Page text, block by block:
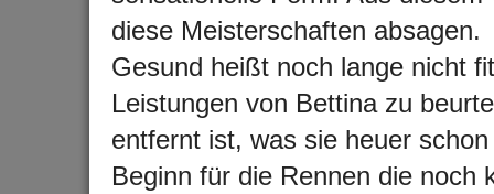
diese Meisterschaften absagen.
Gesund heißt noch lange nicht
Leistungen von Bettina zu
entfernt ist, was sie heuer
Beginn für die Rennen die noch